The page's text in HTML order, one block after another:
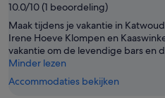
aug,
bekijken
10.0/10 (1 beoordeling)
Maak tijdens je vakantie in
Irene Hoeve Klompen en
vakantie om de levendige bars en
Minder lezen
Accommodaties bekijken